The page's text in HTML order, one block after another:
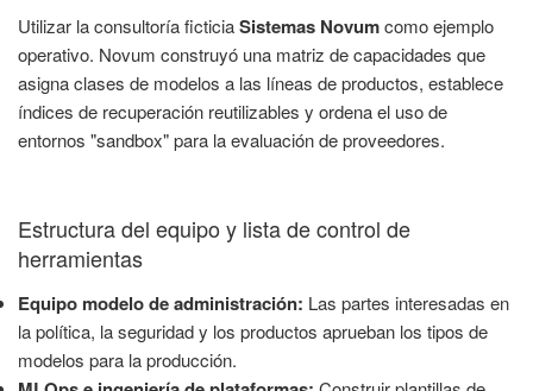
Utilizar la consultoría ficticiaSistemas Novumcomo ejemplo
operativo. Novum construyó una matriz de capacidades que
asigna clases de modelos a las líneas de productos, establece
índices de recuperación reutilizables y ordena el uso de
entornos "sandbox" para la evaluación de proveedores.
Estructura del equipo y lista de control de
herramientas
Equipo modelo de administración: Las partes interesadas en
la política, la seguridad y los productos aprueban los tipos de
modelos para la producción.